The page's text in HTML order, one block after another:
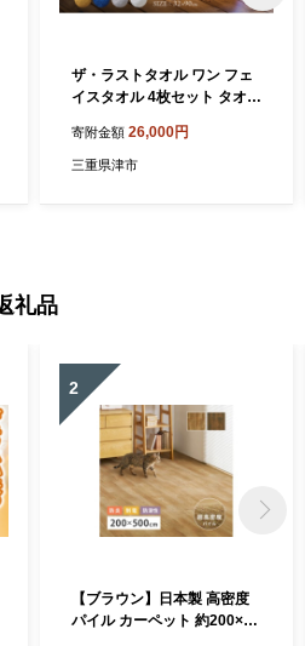
ザ・ラストタオル ワン フェ
イスタオル 4枚セット タオル
わり 柔らかい 無地 日本製 日
用品 ロイヤルブルー
寄附金額 26,000円
三重県津市
礼品
2
【ブラウン】日本製 高密度
パイル カーペット 約200×50